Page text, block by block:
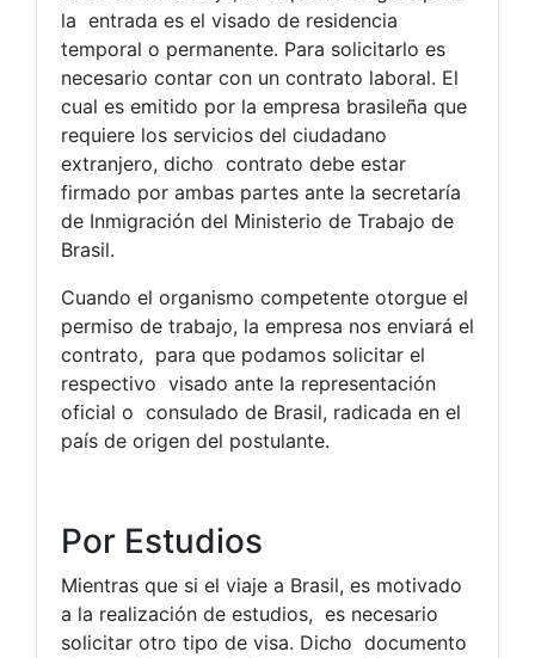
la entrada es el visado de residencia
temporal o permanente. Para solicitarlo es
necesario contar con un contrato laboral. El
cual es emitido por la empresa brasileña que
requiere los servicios del ciudadano
extranjero, dicho contrato debe estar
firmado por ambas partes ante la secretaría
de Inmigración del Ministerio de Trabajo de
Brasil.
Cuando el organismo competente otorgue el
permiso de trabajo, la empresa nos enviará el
contrato, para que podamos solicitar el
respectivo visado ante la representación
oficial o consulado de Brasil, radicada en el
país de origen del postulante.
Por Estudios
Mientras que si el viaje a Brasil, es motivado
a la realización de estudios, es necesario
solicitar otro tipo de visa. Dicho documento